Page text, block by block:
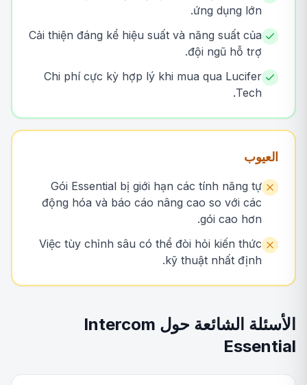
ứng dụng lớn.
Cải thiện đáng kể hiệu suất và năng suất của
đội ngũ hỗ trợ.
Chi phí cực kỳ hợp lý khi mua qua Lucifer
Tech.
العيوب
Gói Essential bị giới hạn các tính năng tự
động hóa và báo cáo nâng cao so với các
gói cao hơn.
Việc tùy chỉnh sâu có thể đòi hỏi kiến thức
kỹ thuật nhất định.
الأسئلة الشائعة حول Intercom
Essential